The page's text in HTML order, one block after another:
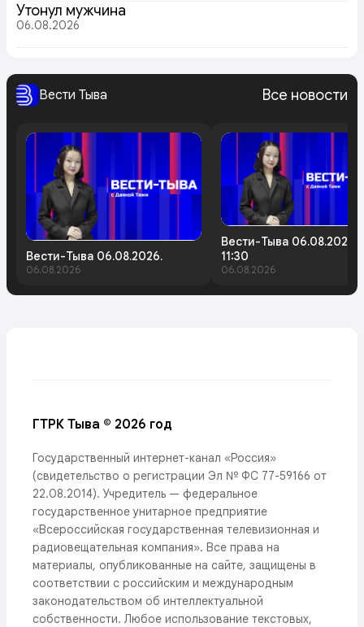
Утонул мужчина
06.08.2026
Вести Тыва Все новости
Вести-Тыва 06.08.2026.
06.08.2026
Вести-Тыва 06.08.2026.
11:30
06.08.2026
ГТРК Тыва © 2026 год
Государственный интернет-канал «Россия»
(свидетельство о регистрации Эл № ФС 77-59166 от
22.08.2014). Учредитель — федеральное
государственное унитарное предприятие
«Всероссийская государственная телевизионная и
радиовещательная компания». Все права на
материалы, опубликованные на сайте, защищены в
соответствии с российским и международным
законодательством об интеллектуальной
собственности. Любое использование текстовых,